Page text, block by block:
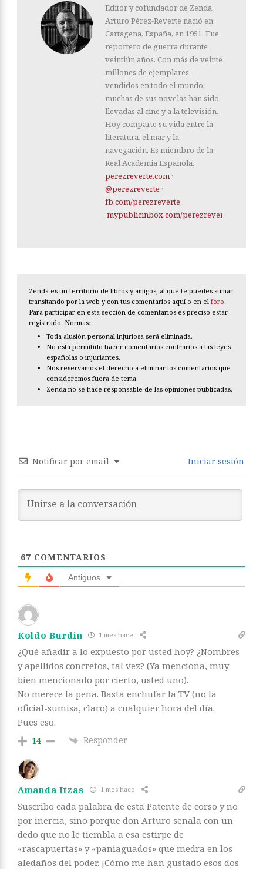
Editor y cofundador de Zenda.
Arturo Pérez-Reverte nació en
Cartagena, España, en 1951. Fue
reportero de guerra durante
veintiún años. Con más de veinte
millones de ejemplares
vendidos en todo el mundo,
muchas de sus novelas han sido
llevadas al cine y a la televisión.
Hoy comparte su vida entre la
literatura, el mar y la
navegación. Es miembro de la
Real Academia Española.
perezreverte.com ·
@perezreverte ·
fb.com/perezreverte ·
mypublicinbox.com/perezreverte
Zenda es un territorio de libros y amigos, al que te puedes sumar
transitando por la web y con tus comentarios aquí o en el foro.
Para participar en esta sección de comentarios es preciso estar
registrado. Normas:
Toda alusión personal injuriosa será eliminada.
No está permitido hacer comentarios contrarios a las leyes
españolas o injuriantes.
Nos reservamos el derecho a eliminar los comentarios que
consideremos fuera de tema.
Zenda no se hace responsable de las opiniones publicadas.
Notificar por email Iniciar sesión
67 COMENTARIOS
Antiguos
Koldo Burdin 1 mes hace
¿Qué añadir a lo expuesto por usted hoy? ¿Nombres
y apellidos concretos, tal vez? (Ya menciona, muy
bien mencionado por cierto, usted uno).
No merece la pena. Basta enchufar la TV (no la
oficial-sumisa, claro) a cualquier hora del día.
Pues eso.
14 Responder
Amanda Itzas 1 mes hace
Suscribo cada palabra de esta Patente de corso y no
por inercia, sino porque don Arturo señala con un
dedo que no le tiembla a esa estirpe de
«rascapuertas» y «paniaguados» que medra en los
aledaños del poder. ¡Cómo me han gustado esos dos